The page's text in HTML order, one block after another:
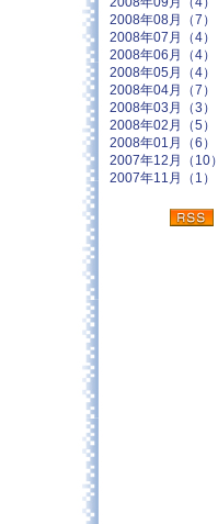
2008年08月（7）
2008年07月（4）
2008年06月（4）
2008年05月（4）
2008年04月（7）
2008年03月（3）
2008年02月（5）
2008年01月（6）
2007年12月（10）
2007年11月（1）